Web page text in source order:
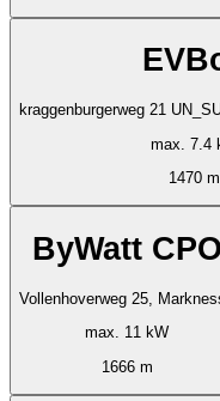
kraggenburgerweg 21
max. 7.4
1470 m
ByWatt CPO
Vollenhoverweg 25,
max. 11 kW
1666 m